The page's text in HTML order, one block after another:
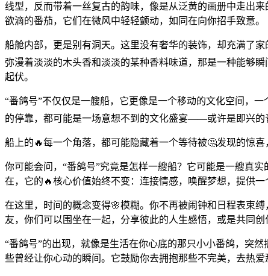
线型，反而带着一丝复古的韵味，像是从泛黄的画册中走出
欲滴的番茄，它们在微风中轻轻颤动，如同在向你招手致意。
船舱内部，更是别有洞天。这里没有奢华的装饰，却充满了
弥漫着淡淡的木头香和淡淡的某种香料味道，那是一种能够
起伏。
“番鸽号”不仅仅是一艘船，它更像是一个移动的文化空间，
的停靠，都可能是一场意想不到的文化盛宴——或许是即兴的
船上的🔥每一个角落，都可能隐藏着一个等待被🤔发现的惊
你可能会问，“番鸽号”究竟是怎样一艘船？它可能是一艘真
在，它的🔥核心价值始终不变：连接情感，唤醒梦想，提供
在这里，时间的概念变得🌸模糊。你不再被闹钟和日程表束
友，你们可以围坐在一起，分享彼此的人生感悟，或是共同
“番鸽号”的出现，就像是生活在你心底的那只小小番鸽，突
些曾经让你心动的瞬间。它鼓励你去拥抱那些不完美，去热